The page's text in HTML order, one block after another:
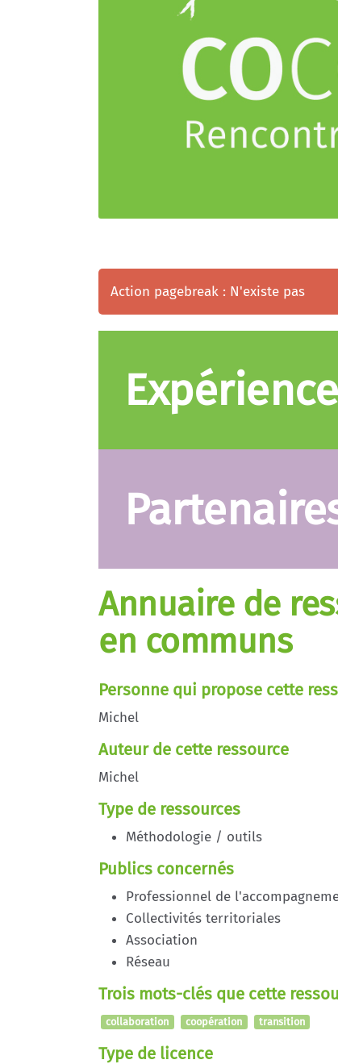
Action pagebreak : N'existe pas
Annuaire de
en communs
Personne qui propose cette
Michel
Auteur de cette ressource
Michel
Type de ressources
Méthodologie / outils
Publics concernés
Professionnel de
Collectivités territoriales
Association
Réseau
Trois mots-clés que cette
collaboration coopération transition
Type de licence